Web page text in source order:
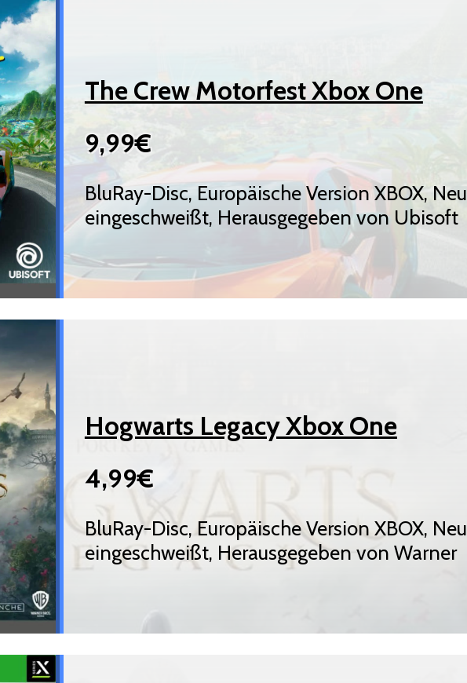
The Crew Motorfest Xbox One
9,99€
BluRay-Disc, Europäische Version XBOX, Neu
eingeschweißt, Herausgegeben von Ubisoft
Hogwarts Legacy Xbox One
4,99€
BluRay-Disc, Europäische Version XBOX, Neu
eingeschweißt, Herausgegeben von Warner